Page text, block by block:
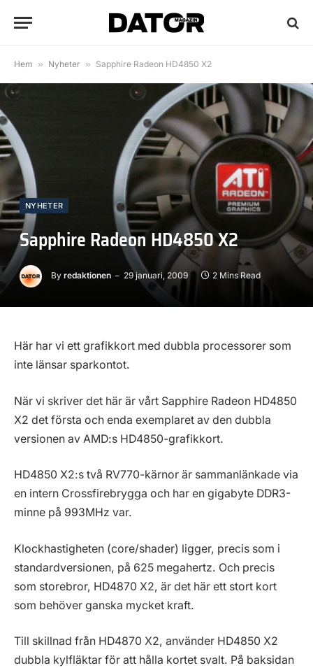
Hem » Nyheter » Sapphire Radeon HD4850 X2
NYHETER
Sapphire Radeon HD4850 X2
By redaktionen 29 januari, 2009 2 Mins Read
Här har vi ett grafikkort med dubbla processorer som
inte länsar sparkontot.
När vi skriver det här är vårt Sapphire Radeon HD4850
X2 det första och enda exemplaret av den dubbla
versionen av AMD:s HD4850-grafikkort.
HD4850 X2:s två RV770-kärnor är sammanlänkade via
en intern Crossfirebrygga och har en gigabyte DDR3-
minne på 993MHz var.
Klockhastigheten (core/shader) ligger, precis som i
standardversionen, på 625 megahertz. Och precis
som storebror, HD4870 X2, är det här ett stort kort
som behöver ganska mycket kraft.
Till skillnad från HD4870 X2, använder HD4850 X2
dubbla kylfläktar för att hålla kortet svalt. På baksidan